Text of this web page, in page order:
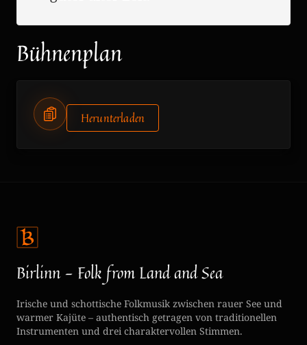
Bühnenplan
Herunterladen
Birlinn - Folk from Land and Sea
Irische und schottische Folkmusik zwischen rauer See und
warmer Kajüte – authentisch getragen von traditionellen
Instrumenten und drei charaktervollen Stimmen.